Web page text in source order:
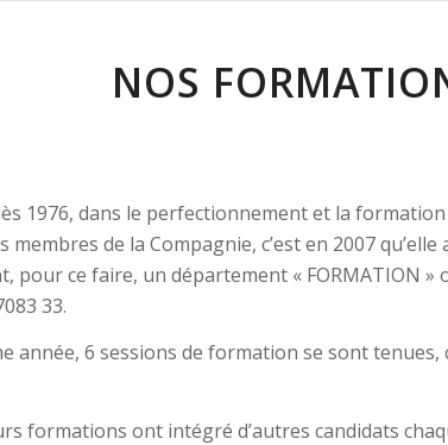
NOS
1976, dans le perfectionnement et la
de la Compagnie, c’est en 2007
pour ce faire, un département « FORMATION
33.
année, 6 sessions de formation se sont tenues,
formations ont intégré d’autres candidats